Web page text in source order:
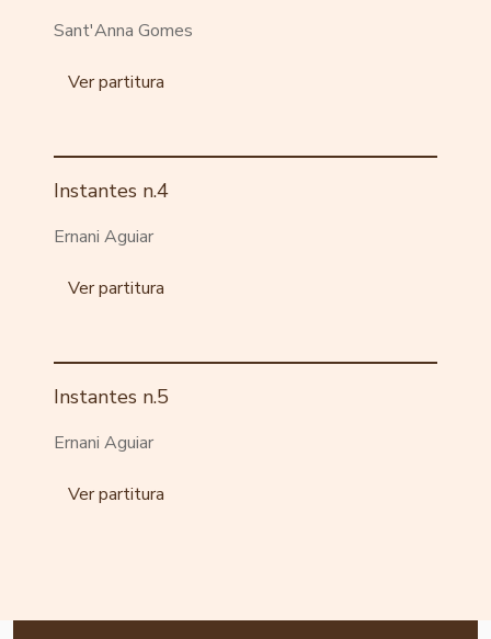
Sant'Anna Gomes
Ver partitura
Instantes n.4
Ernani Aguiar
Ver partitura
Instantes n.5
Ernani Aguiar
Ver partitura